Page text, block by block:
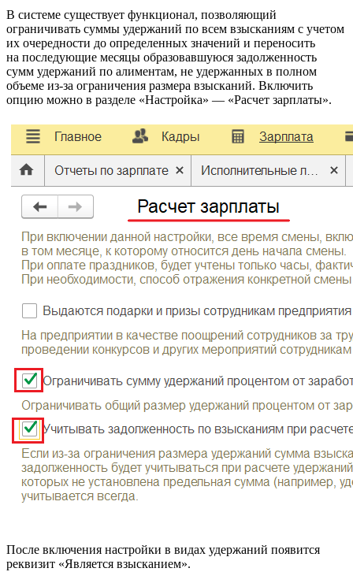
В системе существует функционал, позволяющий
ограничивать суммы удержаний по всем взысканиям с учетом
их очередности до определенных значений и переносить
на последующие месяцы образовавшуюся задолженность
сумм удержаний по алиментам, не удержанных в полном
объеме из-за ограничения размера взысканий. Включить
опцию можно в разделе «Настройка» — «Расчет зарплаты».
После включения настройки в видах удержаний появится
реквизит «Является взысканием».